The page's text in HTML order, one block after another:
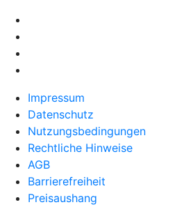
Impressum
Datenschutz
Nutzungsbedingungen
Rechtliche Hinweise
AGB
Barrierefreiheit
Preisaushang